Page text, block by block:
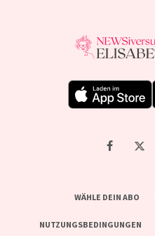
WÄHLE DEIN ABO
NUTZUNGSBEDINGUNGEN